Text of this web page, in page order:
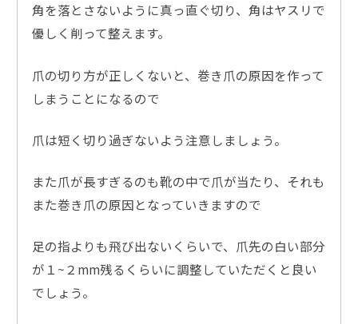
角を落とさないように真っ直ぐ切り、角はヤスリで
優しく削って整えます。
爪の切り方が正しくないと、巻き爪の原因を作って
しまうことになるので
爪は短く切り過ぎないよう注意しましょう。
また爪が長すぎるのも靴の中で爪が当たり、それも
また巻き爪の原因となっていきますので
足の指よりも飛び出ないくらいで、爪先の白い部分
が１~２mm残るくらいに調整していただくと良い
でしょう。